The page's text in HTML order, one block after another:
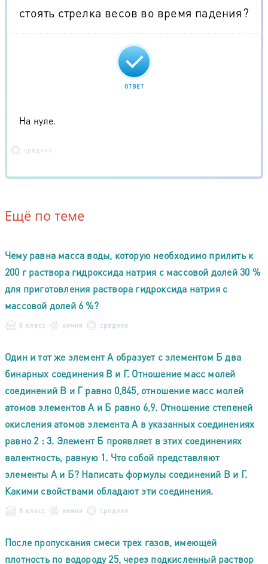
стоять стрелка весов во время падения?
ОТВЕТ
На нуле.
средняя
Ещё по теме
Чему равна масса воды, которую необходимо прилить к
200 г раствора гидроксида натрия с массовой долей 30 %
для приготовления раствора гидроксида натрия с
массовой долей 6 %?
8 класс химия средняя
Один и тот же элемент А образует с элементом Б два
бинарных соединения В и Г. Отношение масс молей
соединений В и Г равно 0,845, отношение масс молей
атомов элементов А и Б равно 6,9. Отношение степеней
окисления атомов элемента А в указанных соединениях
равно 2 : 3. Элемент Б проявляет в этих соединениях
валентность, равную 1. Что собой представляют
элементы А и Б? Написать формулы соединений В и Г.
Какими свойствами обладают эти соединения.
8 класс химия средняя
После пропускания смеси трех газов, имеющей
плотность по водороду 25, через подкисленный раствор